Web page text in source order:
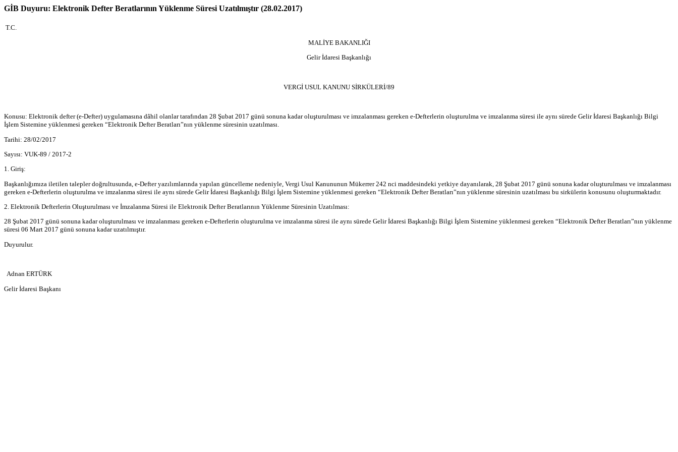
GİB Duyuru: Elektronik Defter Beratlarının Yüklenme Süresi Uzatılmıştır (28.02.2017)
T.C.
MALİYE BAKANLIĞI
Gelir İdaresi Başkanlığı
VERGİ USUL KANUNU SİRKÜLERİ/89
Konusu: Elektronik defter (e-Defter) uygulamasına dâhil olanlar tarafından 28 Şubat 2017 günü sonuna kadar oluşturulması ve imzalanması gereken e-Defterlerin oluşturulma ve imzalanma süresi ile aynı sürede Gelir İdaresi Başkanlığı Bilgi
İşlem Sistemine yüklenmesi gereken “Elektronik Defter Beratları”nın yüklenme süresinin uzatılması.
Tarihi: 28/02/2017
Sayısı: VUK-89 / 2017-2
1. Giriş:
Başkanlığımıza iletilen talepler doğrultusunda, e-Defter yazılımlarında yapılan güncelleme nedeniyle, Vergi Usul Kanununun Mükerrer 242 nci maddesindeki yetkiye dayanılarak, 28 Şubat 2017 günü sonuna kadar oluşturulması ve imzalanması
gereken e-Defterlerin oluşturulma ve imzalanma süresi ile aynı sürede Gelir İdaresi Başkanlığı Bilgi İşlem Sistemine yüklenmesi gereken “Elektronik Defter Beratları”nın yüklenme süresinin uzatılması bu sirkülerin konusunu oluşturmaktadır.
2. Elektronik Defterlerin Oluşturulması ve İmzalanma Süresi ile Elektronik Defter Beratlarının Yüklenme Süresinin Uzatılması:
28 Şubat 2017 günü sonuna kadar oluşturulması ve imzalanması gereken e-Defterlerin oluşturulma ve imzalanma süresi ile aynı sürede Gelir İdaresi Başkanlığı Bilgi İşlem Sistemine yüklenmesi gereken “Elektronik Defter Beratları”nın yüklenme
süresi 06 Mart 2017 günü sonuna kadar uzatılmıştır.
Duyurulur.
Adnan ERTÜRK
Gelir İdaresi Başkanı